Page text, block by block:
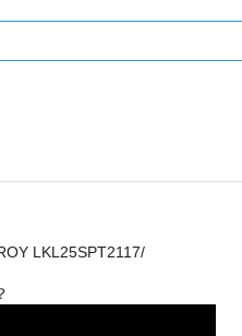
LKL25SPT2117/